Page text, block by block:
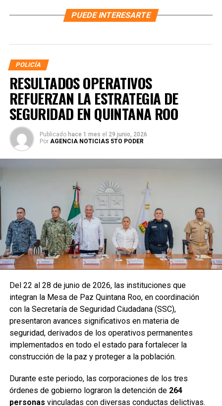
PUEDE INTERESARTE
POLICÍA
RESULTADOS OPERATIVOS
REFUERZAN LA ESTRATEGIA DE
SEGURIDAD EN QUINTANA ROO
Publicado hace 1 mes el 29 junio, 2026
Por AGENCIA NOTICIAS 5TO PODER
Del 22 al 28 de junio de 2026, las instituciones que
integran la Mesa de Paz Quintana Roo, en coordinación
con la Secretaría de Seguridad Ciudadana (SSC),
presentaron avances significativos en materia de
seguridad, derivados de los operativos permanentes
implementados en todo el estado para fortalecer la
construcción de la paz y proteger a la población.
Durante este periodo, las corporaciones de los tres
órdenes de gobierno lograron la detención de 264
personas vinculadas con diversas conductas delictivas.